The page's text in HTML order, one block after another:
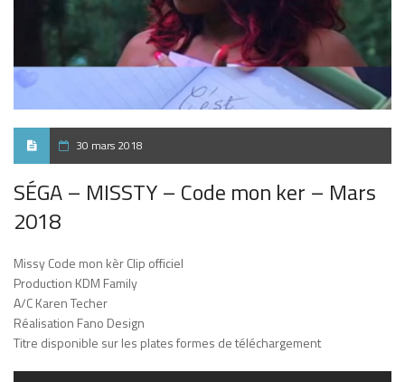
30 mars 2018
SÉGA – MISSTY – Code mon ker – Mars
2018
Missy Code mon kèr Clip officiel
Production KDM Family
A/C Karen Techer
Réalisation Fano Design
Titre disponible sur les plates formes de téléchargement